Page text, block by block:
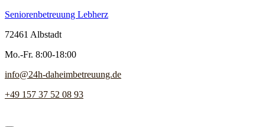
Seniorenbetreuung Lebherz
72461 Albstadt
Mo.-Fr. 8:00-18:00
info@24h-daheimbetreuung.de
+49 157 37 52 08 93